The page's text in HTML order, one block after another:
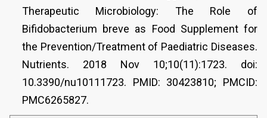
Therapeutic Microbiology: The Role of
Bifidobacterium breve as Food Supplement for
the Prevention/Treatment of Paediatric Diseases.
Nutrients. 2018 Nov 10;10(11):1723. doi:
10.3390/nu10111723. PMID: 30423810; PMCID:
PMC6265827.